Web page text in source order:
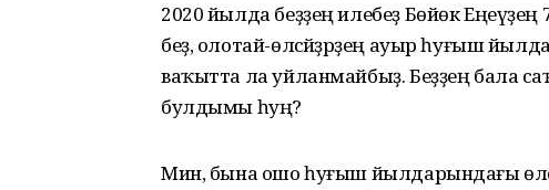
2020 йылда беҙҙең илебеҙ Бөйөк Еңеүҙең
беҙ, олотай-өләсәйҙәрҙең ауыр һуғыш
ваҡытта ла уйланмайбыҙ. Беҙҙең бала
булдымы һуң?
Мин, бына ошо һуғыш йылдарындағы